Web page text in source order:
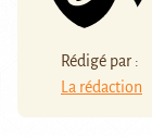
Rédigé par :
La rédaction